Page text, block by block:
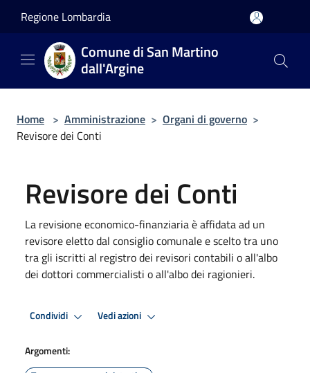
Regione Lombardia
Comune di San Martino
dall'Argine
Home > Amministrazione > Organi di governo >
Revisore dei Conti
Revisore dei Conti
La revisione economico-finanziaria è affidata ad un
revisore eletto dal consiglio comunale e scelto tra uno
tra gli iscritti al registro dei revisori contabili o all'albo
dei dottori commercialisti o all'albo dei ragionieri.
Condividi Vedi azioni
Argomenti: